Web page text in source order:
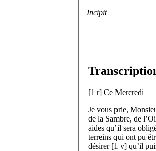
Incipit
[1 r] Ce Mercredi
Je vous prie,
de la Sambre, de
aides qu’il sera
terreins qui ont pu
désirer [1 v] qu’il